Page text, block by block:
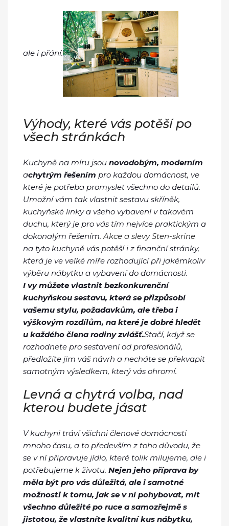
ale i přání.
Výhody, které vás potěší po
všech stránkách
Kuchyně na míru jsou novodobým, moderním
achytrým řešením pro každou domácnost, ve
které je potřeba promyslet všechno do detailů.
Umožní vám tak vlastnit sestavu skříněk,
kuchyňské linky a všeho vybavení v takovém
duchu, který je pro vás tím nejvíce praktickým a
dokonalým řešením.Akce a slevy Sten-skrine
na tyto kuchyně vás potěší i z finanční stránky,
která je ve velké míře rozhodující při jakémkoliv
výběru nábytku a vybavení do domácnosti.
I vy můžete vlastnit bezkonkurenční
kuchyňskou sestavu, která se přizpůsobí
vašemu stylu, požadavkům, ale třeba i
výškovým rozdílům, na které je dobré hledět
u každého člena rodiny zvlášť.Stačí, když se
rozhodnete pro sestavení od profesionálů,
předložíte jim váš návrh a necháte se překvapit
samotným výsledkem, který vás ohromí.
Levná a chytrá volba, nad
kterou budete jásat
V kuchyni tráví všichni členové domácnosti
mnoho času, a to především z toho důvodu, že
se v ní připravuje jídlo, které tolik milujeme, ale i
potřebujeme k životu. Nejen jeho příprava by
měla být pro vás důležitá, ale i samotné
možnosti k tomu, jak se v ní pohybovat, mít
všechno důležité po ruce a samozřejmě s
jistotou, že vlastníte kvalitní kus nábytku,